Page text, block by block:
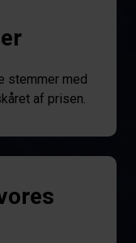
stemmer med
af prisen.